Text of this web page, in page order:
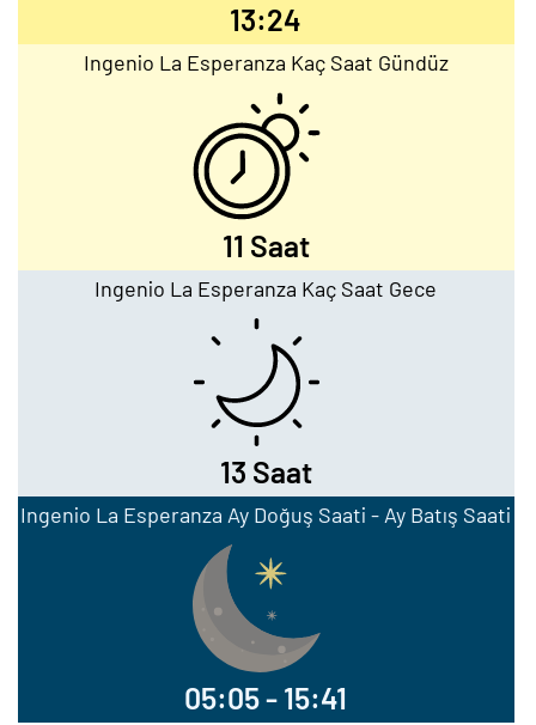
13:24
Ingenio La Esperanza Kaç Saat Gündüz
11 Saat
Ingenio La Esperanza Kaç Saat Gece
13 Saat
Ingenio La Esperanza Ay Doğuş Saati - Ay Batış Saati
05:05 - 15:41